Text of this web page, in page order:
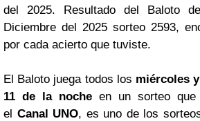
del 2025. Resultado del Baloto
Diciembre del 2025 sorteo 2593,
por cada acierto que tuviste.
El Baloto juega todos los miércoles
11 de la noche en un sorteo
el Canal UNO, es uno de los